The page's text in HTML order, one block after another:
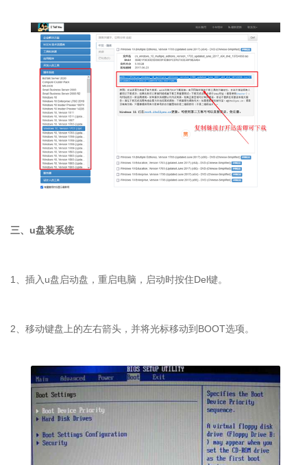
三、u盘装系统
1、插入u盘启动盘，重启电脑，启动时按住Del键。
2、移动键盘上的左右箭头，并将光标移动到BOOT选项。